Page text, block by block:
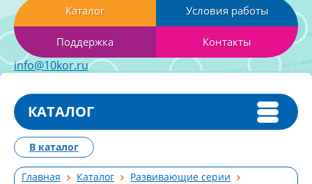
Каталог Условия работы
Поддержка Контакты
info@10kor.ru
КАТАЛОГ
Главная Каталог
Развивающие серии
В каталог